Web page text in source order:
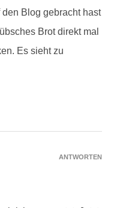
Blog gebracht hast
Brot direkt mal
Es sieht zu
ANTWORTEN